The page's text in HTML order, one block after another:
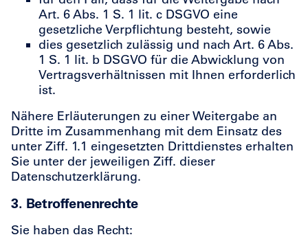
Art. 6 Abs. 1 S. 1 lit. c DSGVO eine
gesetzliche Verpflichtung besteht, sowie
dies gesetzlich zulässig und nach Art. 6 Abs.
1 S. 1 lit. b DSGVO für die Abwicklung von
Vertragsverhältnissen mit Ihnen erforderlich
ist.
Nähere Erläuterungen zu einer Weitergabe an
Dritte im Zusammenhang mit dem Einsatz des
unter Ziff. 1.1 eingesetzten Drittdienstes erhalten
Sie unter der jeweiligen Ziff. dieser
Datenschutzerklärung.
3. Betroffenenrechte
Sie haben das Recht: